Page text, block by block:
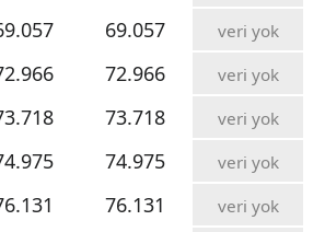
69.057 veri yok
72.966 veri yok
73.718 veri yok
74.975 veri yok
76.131 veri yok